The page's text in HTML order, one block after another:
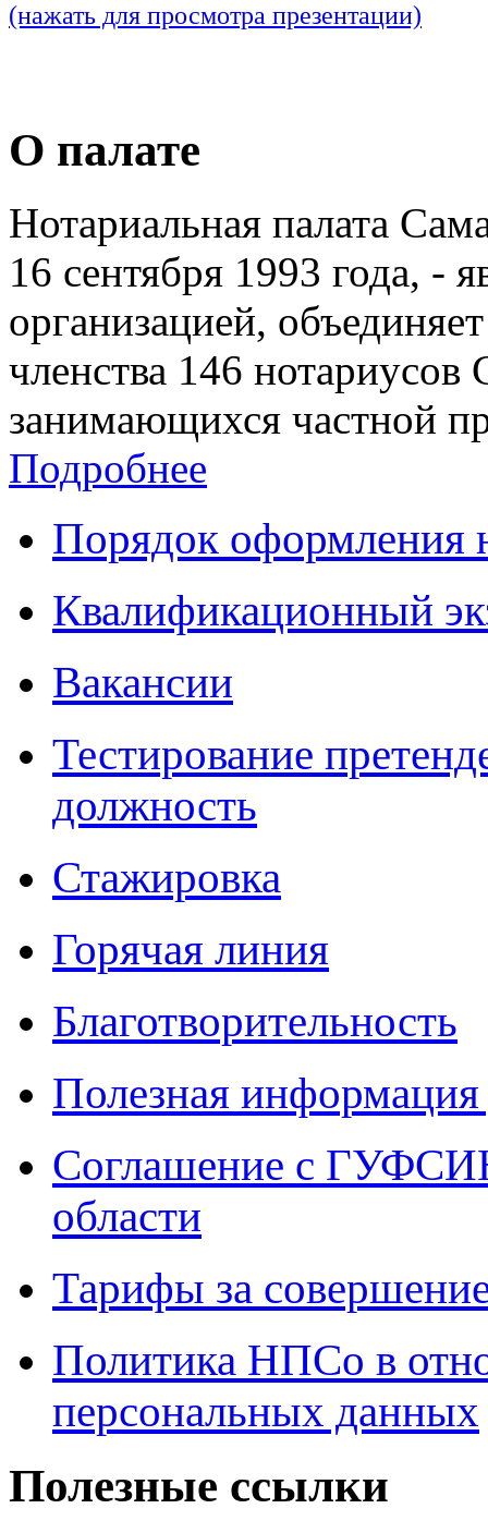
(нажать для просмотра презентации)
О палате
Нотариальная палата
16 сентября 1993 года, -
организацией,
членства 146 нотариусов
занимающихся частной
Подробнее
Порядок оформления
Квалификационный
Вакансии
Тестирование
должность
Стажировка
Горячая линия
Благотворительность
Полезная
Соглашение с
области
Тарифы за
Политика НПСо в
персональных данных
Полезные ссылки